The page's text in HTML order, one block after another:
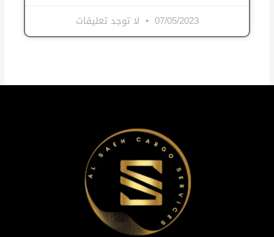
07/05/2023 لا توجد تعليقات